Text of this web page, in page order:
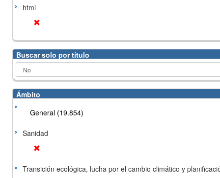
html
Buscar solo por título
Ámbito
General (19.854)
Sanidad
Transición ecológica, lucha por el cambio climático y